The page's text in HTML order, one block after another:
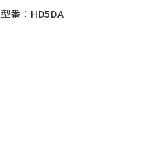
型番：HD5DA